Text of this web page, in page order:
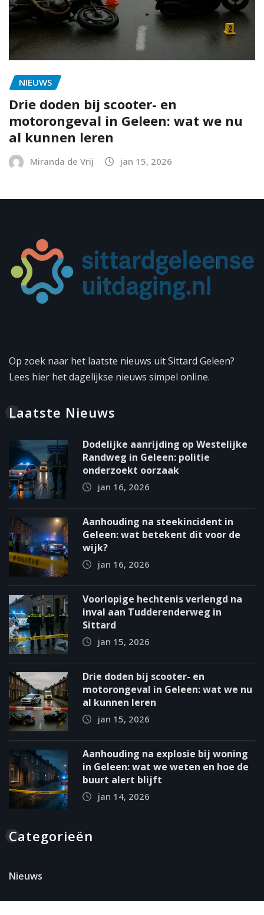
NIEUWS
Drie doden bij scooter- en
motorongeval in Geleen: wat we nu
al kunnen leren
Miranda de Vrij jan 15, 2026
Op zoek naar het laatste nieuws uit Sittard Geleen?
Lees hier het dagelijkse nieuws simpel online.
Laatste Nieuws
Dodelijke aanrijding op Westelijke
Randweg in Geleen: politie
onderzoekt oorzaak
jan 16, 2026
Aanhouding na steekincident in
Geleen: wat betekent dit voor de
wijk?
jan 16, 2026
Voorlopige hechtenis verlengd na
inval aan Tudderenderweg in
Sittard
jan 15, 2026
Drie doden bij scooter- en
motorongeval in Geleen: wat we nu
al kunnen leren
jan 15, 2026
Aanhouding na explosie bij woning
in Geleen: wat we weten en hoe de
buurt alert blijft
jan 14, 2026
Categorieën
Nieuws